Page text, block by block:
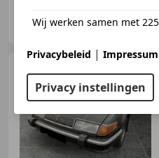
NL-4538 AR TERNEUZEN
Wij werken samen met
Privacybeleid | Impressum
Privacy instellingen